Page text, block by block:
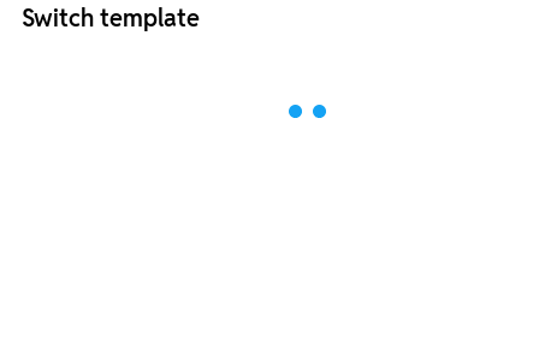
Switch template